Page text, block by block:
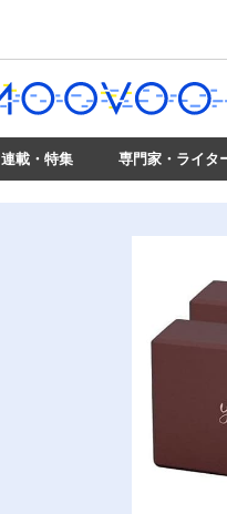
連載・特集 専門家・ライタ